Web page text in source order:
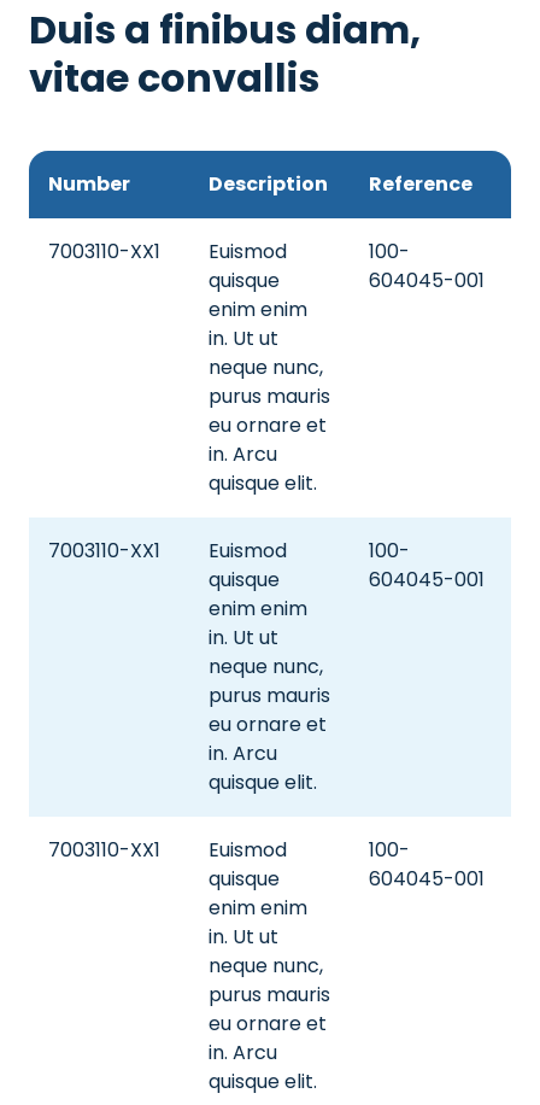
Duis a finibus diam,
vitae convallis
Number Description Reference
7003110-XX1
Euismod
quisque
enim enim
in. Ut ut
neque nunc,
purus mauris
eu ornare et
in. Arcu
quisque elit.
100-
604045-001
7003110-XX1
Euismod
quisque
enim enim
in. Ut ut
neque nunc,
purus mauris
eu ornare et
in. Arcu
quisque elit.
100-
604045-001
7003110-XX1
Euismod
quisque
enim enim
in. Ut ut
neque nunc,
purus mauris
eu ornare et
in. Arcu
quisque elit.
100-
604045-001